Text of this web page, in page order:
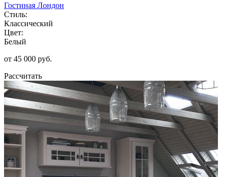
Гостиная Лондон
Стиль:
Классический
Цвет:
Белый
от 45 000 руб.
Рассчитать